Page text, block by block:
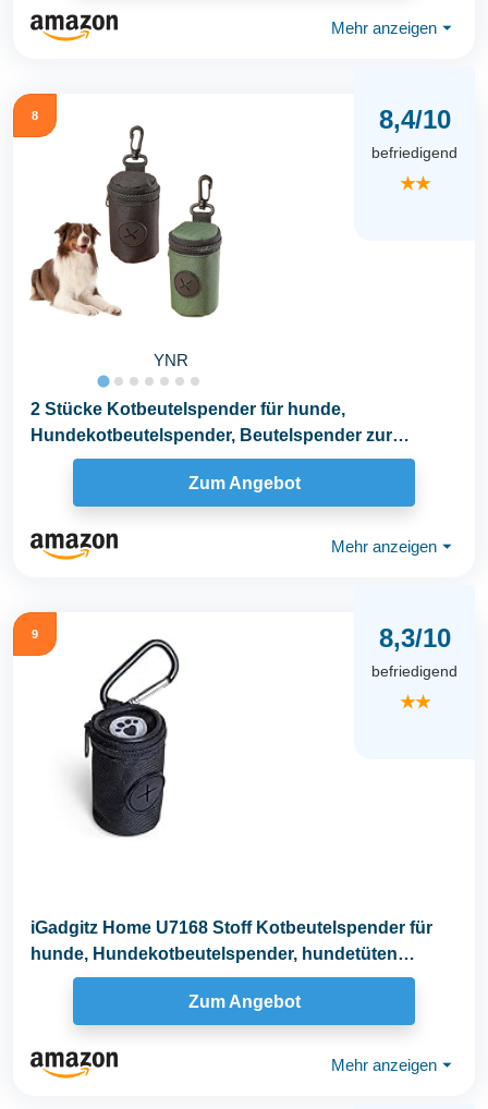
Mehr anzeigen ⏷
8
YNR
8,4/10
befriedigend
★★
2 Stücke Kotbeutelspender für hunde,
Hundekotbeutelspender, Beutelspender zur
Befestigung an der...
Zum Angebot
Mehr anzeigen ⏷
9 8,3/10
befriedigend
★★
iGadgitz Home U7168 Stoff Kotbeutelspender für
hunde, Hundekotbeutelspender, hundetüten
spender...
Zum Angebot
Mehr anzeigen ⏷